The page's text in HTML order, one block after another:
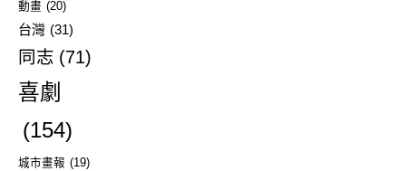
動畫 (20)
台灣 (31)
同志 (71)
喜劇
(154)
城市畫報 (19)